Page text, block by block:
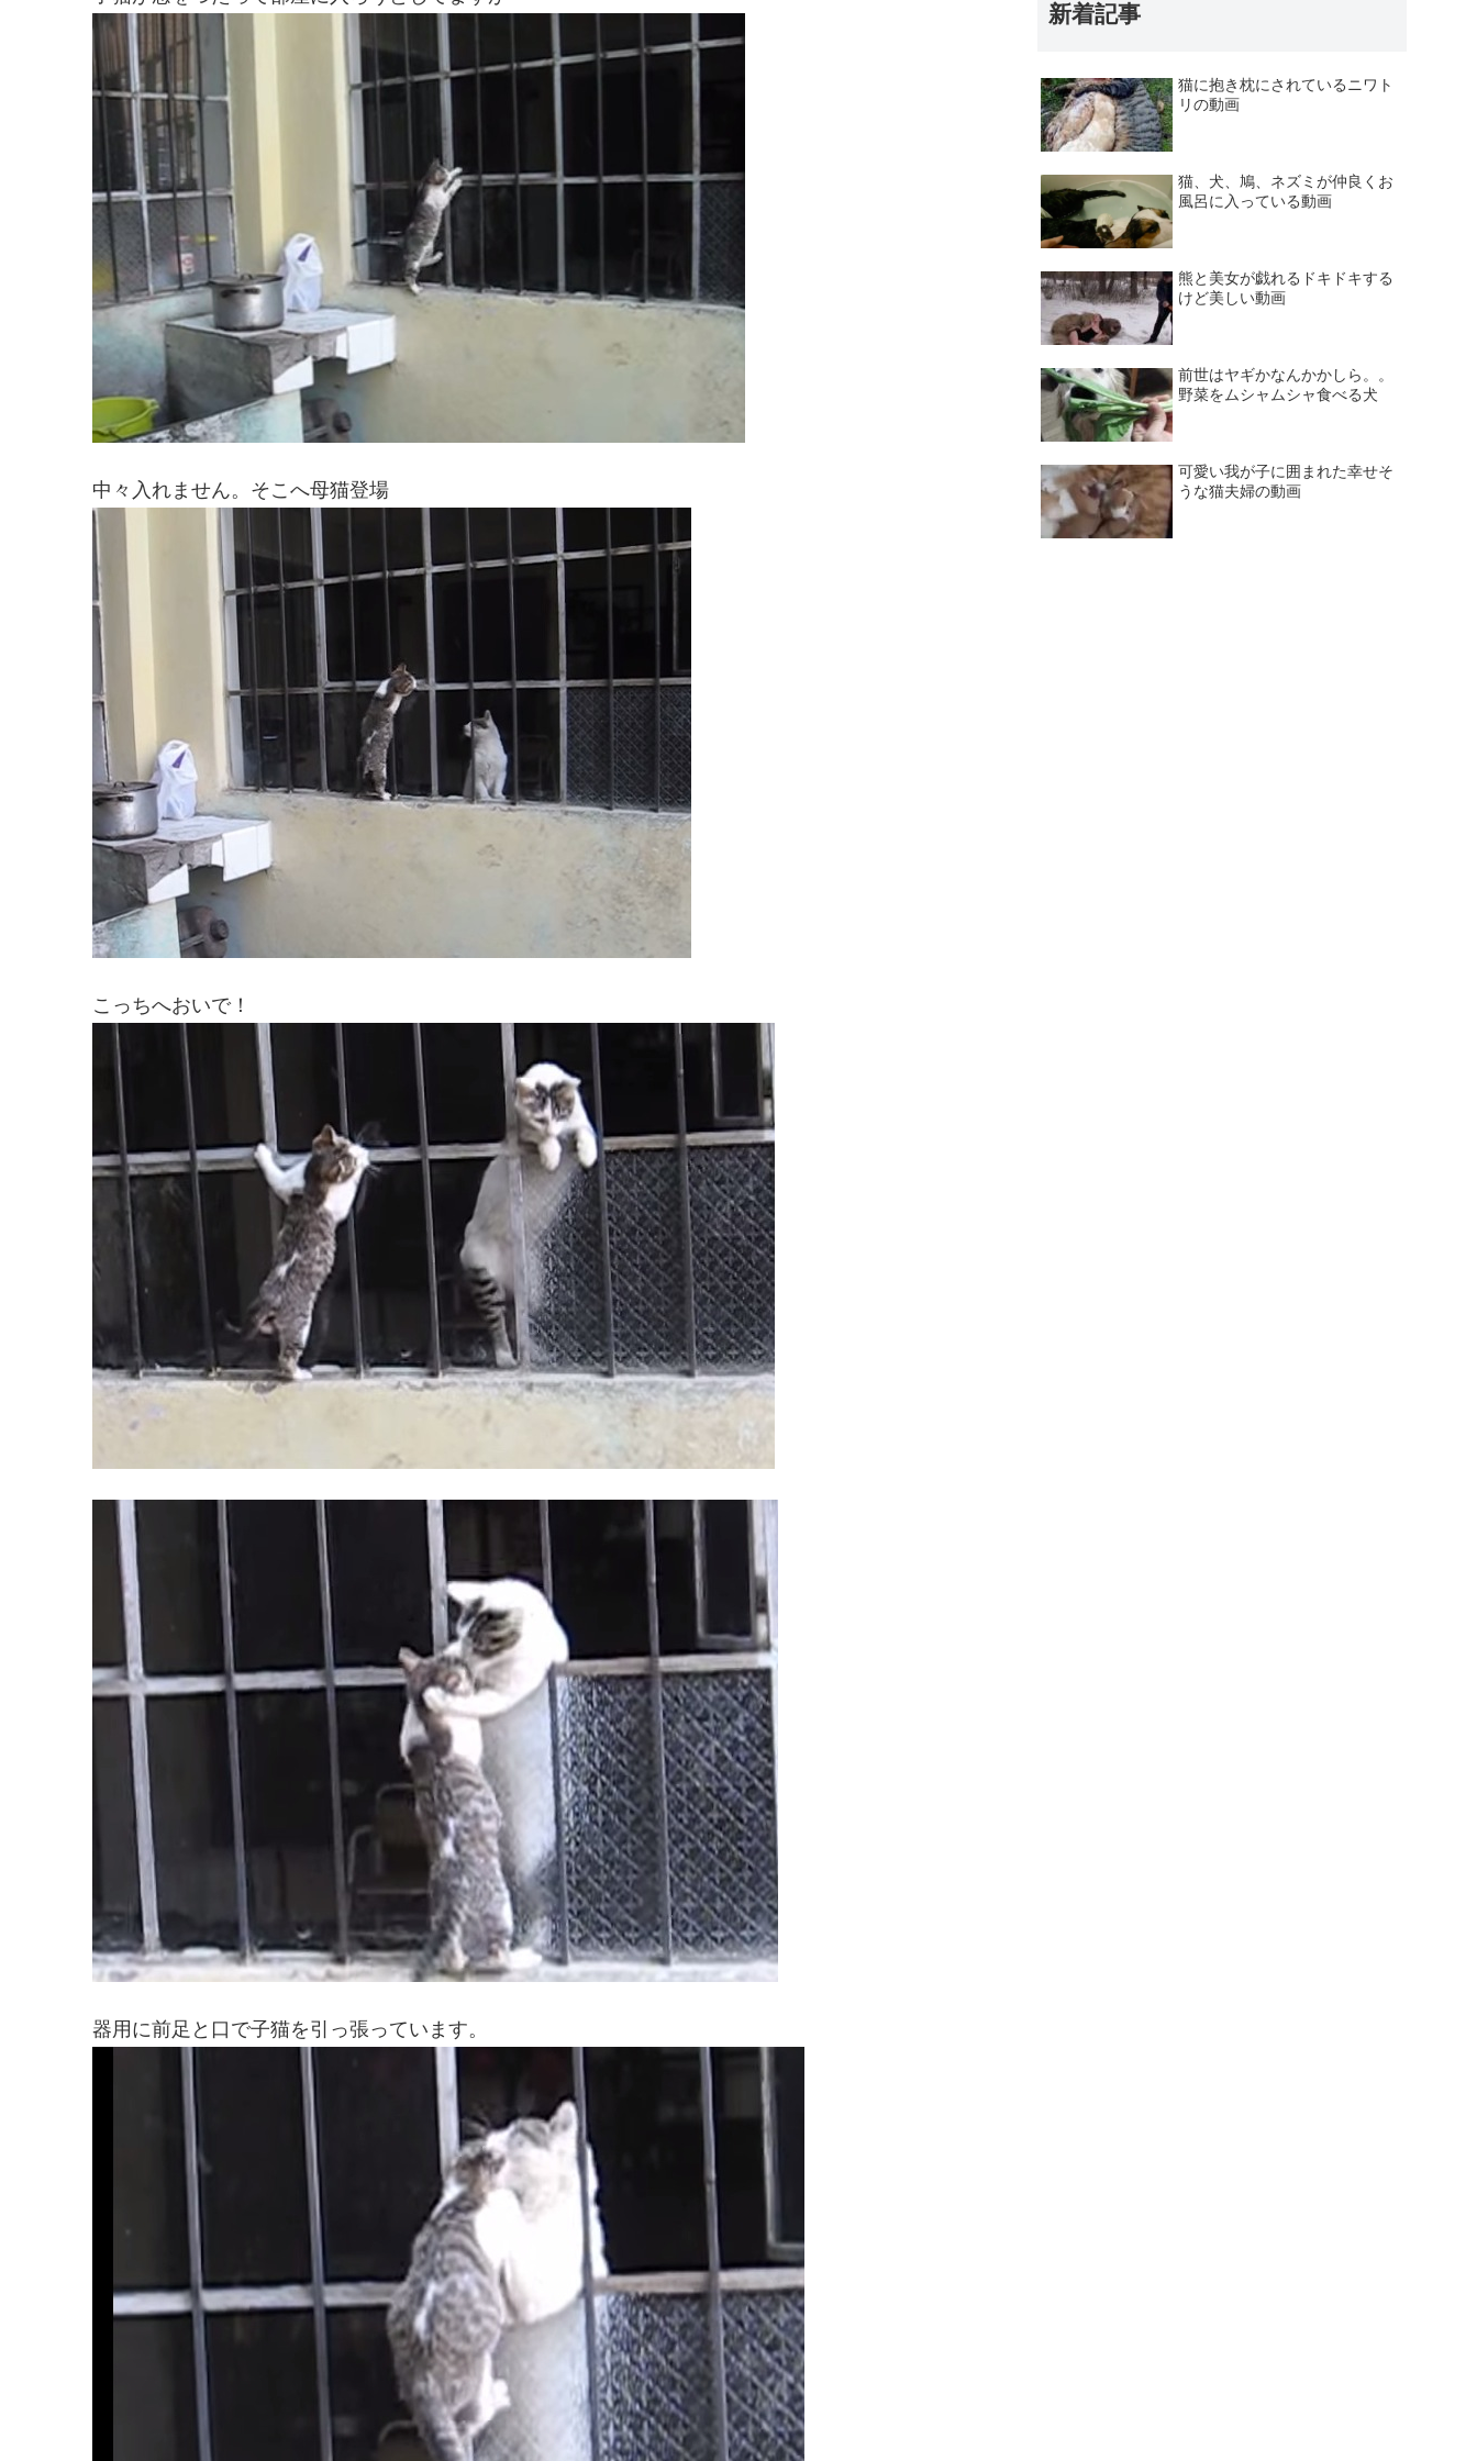
中々入れません。そこへ母猫登場
こっちへおいで！
器用に前足と口で子猫を引っ張っています。
新着記事
猫に抱き枕にされているニワト
リの動画
猫、犬、鳩、ネズミが仲良くお
風呂に入っている動画
熊と美女が戯れるドキドキする
けど美しい動画
前世はヤギかなんかかしら。。
野菜をムシャムシャ食べる犬
可愛い我が子に囲まれた幸せそ
うな猫夫婦の動画